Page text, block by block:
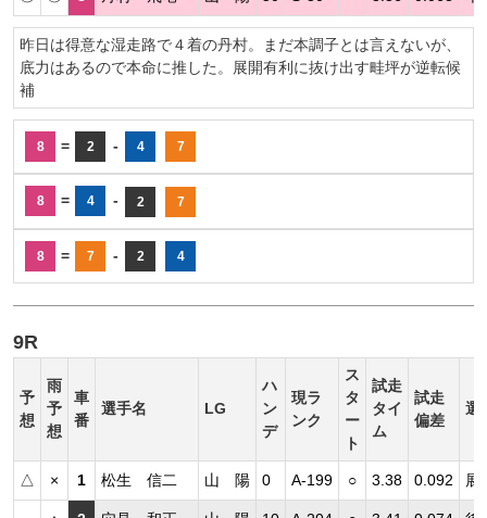
昨日は得意な湿走路で４着の丹村。まだ本調子とは言えないが、
底力はあるので本命に推した。展開有利に抜け出す畦坪が逆転候
補
8 = 2 - 4 7
8 = 4 - 2 7
8 = 7 - 2 4
9R
予
想
雨
予
想
車
番
選手名 LG
ハ
ン
デ
現ラ
ンク
ス
タ
ー
ト
試走
タイ
ム
試走
偏差
選
△ × 1 松生 信二 山 陽 0 A-199 ○ 3.38 0.092 展